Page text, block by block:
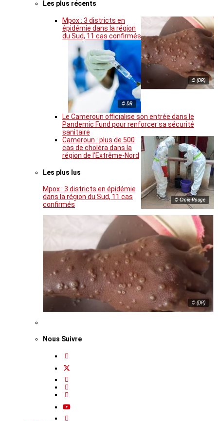
Les plus récents
© (DR)
Mpox : 3 districts en
épidémie dans la région
du Sud, 11 cas confirmés
© DR
Le Cameroun officialise son entrée dans le
Pandemic Fund pour renforcer sa sécurité
sanitaire
© Croix-Rouge
Cameroun : plus de 500
cas de choléra dans la
région de l’Extrême-Nord
Les plus lus
Mpox : 3 districts en épidémie
dans la région du Sud, 11 cas
confirmés
© (DR)
Nous Suivre